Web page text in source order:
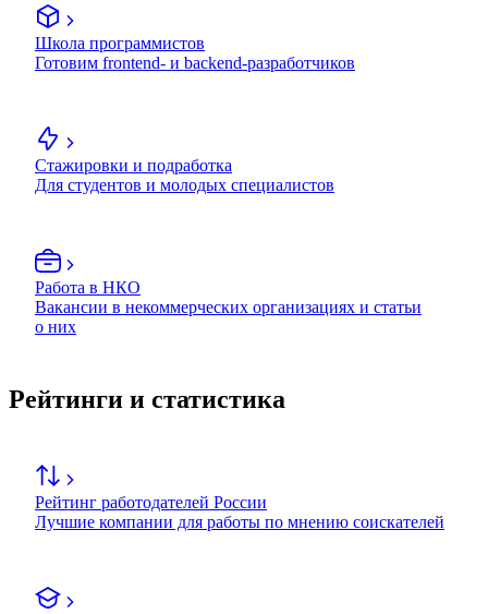
Школа программистов
Готовим frontend- и backend-разработчиков
Стажировки и подработка
Для студентов и молодых специалистов
Работа в НКО
Вакансии в некоммерческих организациях и статьи
о них
Рейтинги и статистика
Рейтинг работодателей России
Лучшие компании для работы по мнению соискателей